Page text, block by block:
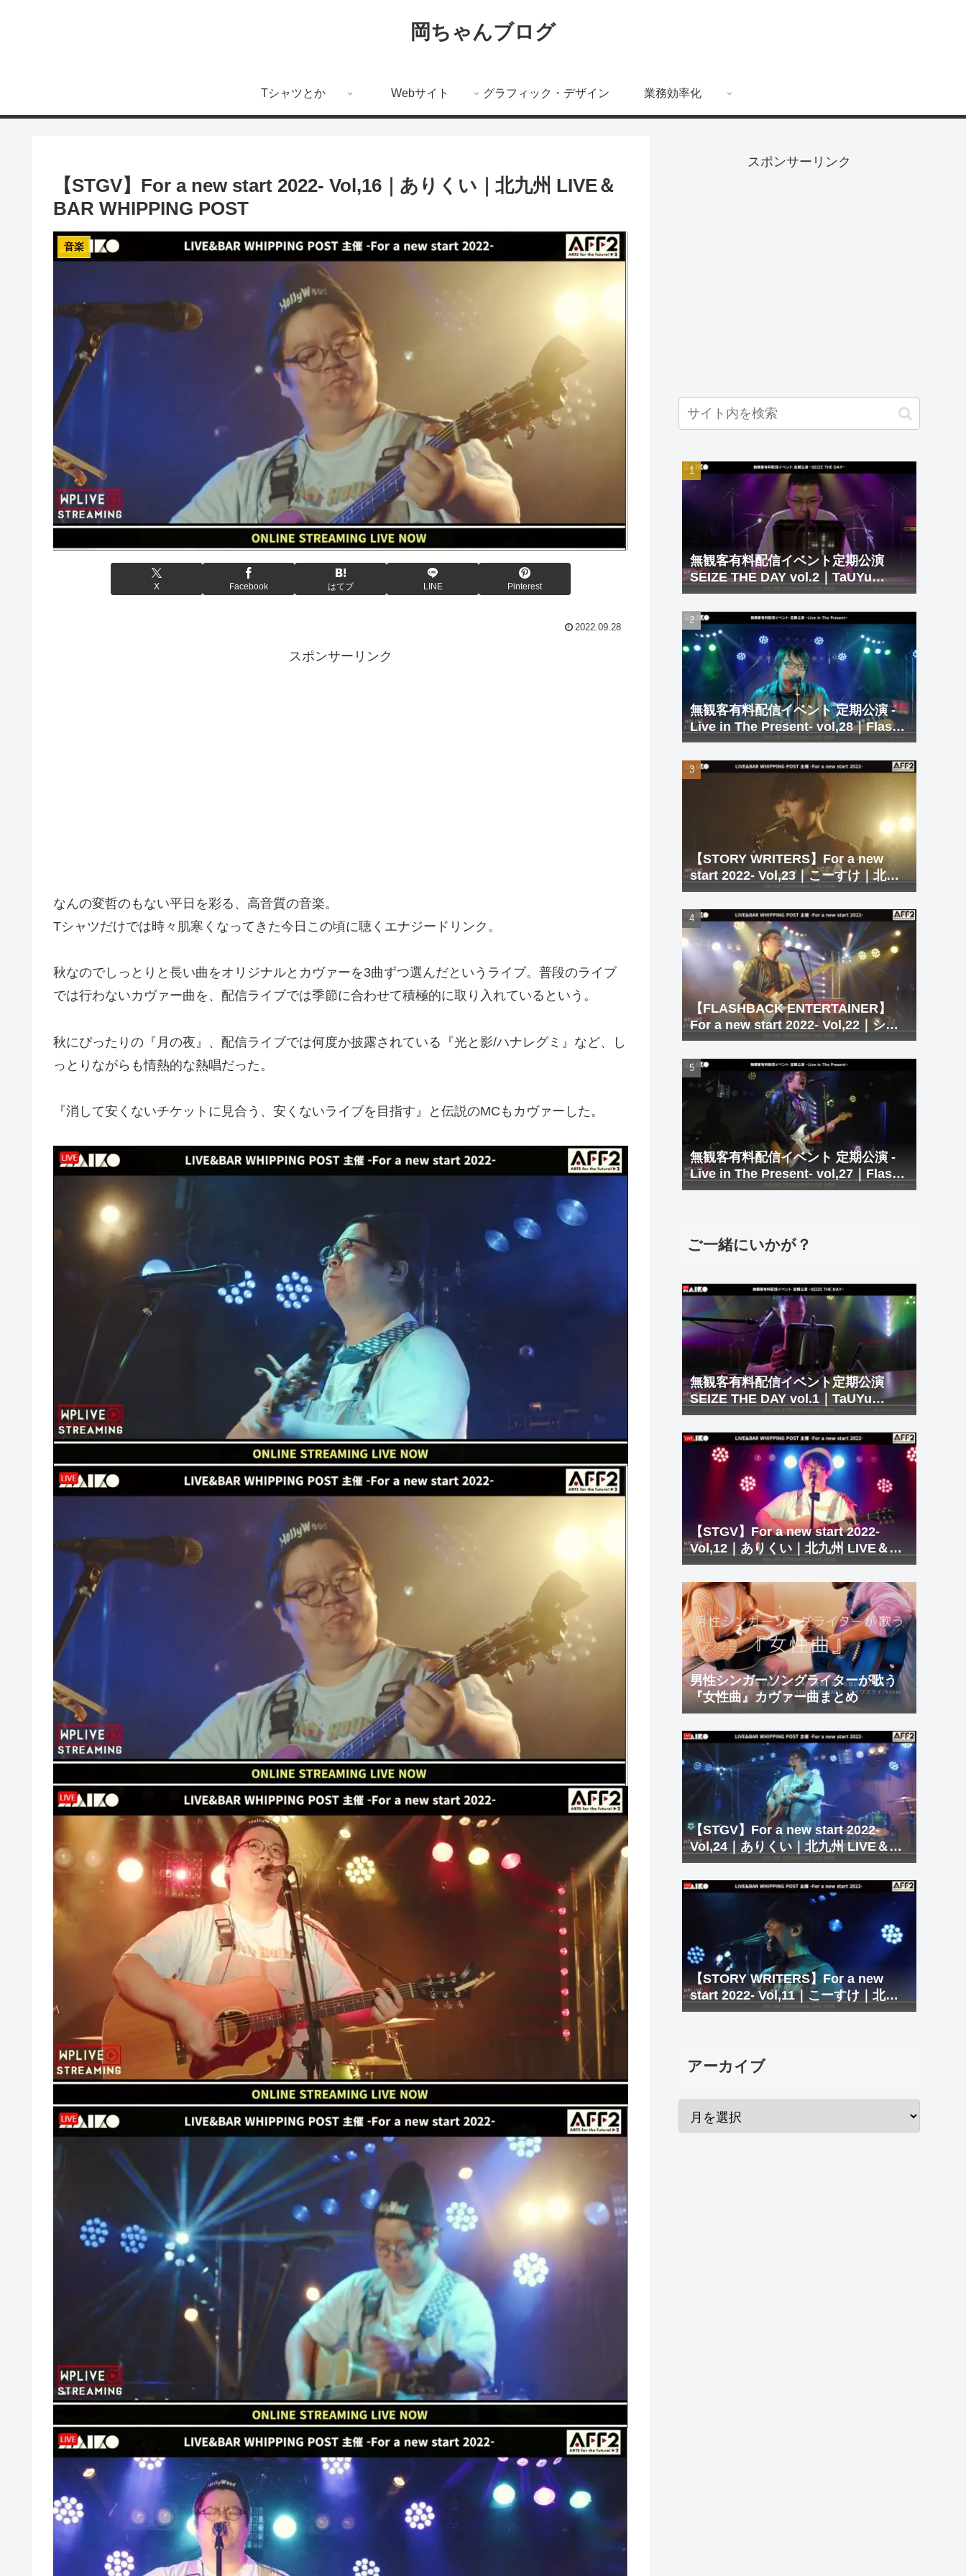
岡ちゃんブログ
Tシャツとか Webサイト グラフィック・デザイン 業務効率化
【STGV】For a new start 2022- Vol,16｜ありくい｜北九州 LIVE＆
BAR WHIPPING POST
音楽
X Facebook はてブ LINE Pinterest
2022.09.28
スポンサーリンク
なんの変哲のもない平日を彩る、高音質の音楽。
Tシャツだけでは時々肌寒くなってきた今日この頃に聴くエナジードリンク。
秋なのでしっとりと長い曲をオリジナルとカヴァーを3曲ずつ選んだというライブ。普段のライブ
では行わないカヴァー曲を、配信ライブでは季節に合わせて積極的に取り入れているという。
秋にぴったりの『月の夜』、配信ライブでは何度か披露されている『光と影/ハナレグミ』など、し
っとりながらも情熱的な熱唱だった。
『消して安くないチケットに見合う、安くないライブを目指す』と伝説のMCもカヴァーした。
スポンサーリンク
無観客有料配信イベント定期公演
SEIZE THE DAY vol.2｜TaUYu
DeShiI｜北九州 LIVE＆BAR
WHIPPING POST
無観客有料配信イベント 定期公演 -
Live in The Present- vol,28｜Flash
Back Entertainer シズビシャス｜北
九州 LIVE＆BAR WHIPPING POST
【STORY WRITERS】For a new
start 2022- Vol,23｜こーすけ｜北九
州 LIVE＆BAR WHIPPING POST
【FLASHBACK ENTERTAINER】
For a new start 2022- Vol,22｜シズ
ビシャス｜北九州 LIVE＆BAR
WHIPPING POST
無観客有料配信イベント 定期公演 -
Live in The Present- vol,27｜Flash
Back Entertainer シズビシャス｜北
ご一緒にいかが？
無観客有料配信イベント定期公演
SEIZE THE DAY vol.1｜TaUYu
DeShiI｜北九州 LIVE＆BAR
WHIPPING POST
【STGV】For a new start 2022-
Vol,12｜ありくい｜北九州 LIVE＆
BAR WHIPPING POST
男性シンガーソングライターが歌う
『女性曲』カヴァー曲まとめ
【STGV】For a new start 2022-
Vol,24｜ありくい｜北九州 LIVE＆
BAR WHIPPING POST
【STORY WRITERS】For a new
start 2022- Vol,11｜こーすけ｜北九
州 LIVE＆BAR WHIPPING POST
アーカイブ